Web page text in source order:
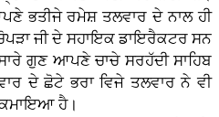
ਭਤੀਜੇ ਰਮੇਸ਼ ਤਲਵਾਰ ਦੇ ਨਾਲ ਹੀ
ਜੀ ਦੇ ਸਹਾਇਕ ਡਾਇਰੈਕਟਰ ਸਨ
ਗੁਣ ਆਪਣੇ ਚਾਚੇ ਸਰਹੱਦੀ ਸਾਹਿਬ
ਦੇ ਛੋਟੇ ਭਰਾ ਵਿਜੇ ਤਲਵਾਰ ਨੇ ਵੀ
ਹੈ।